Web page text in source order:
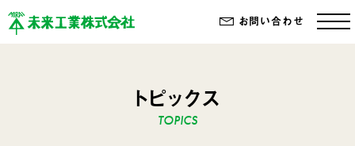
お問い合わせ
トピックス